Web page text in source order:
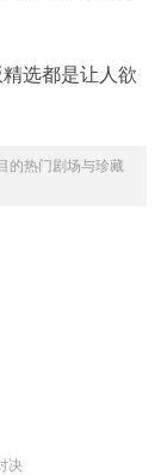
选都是让人欲
的热门剧场与珍藏
决